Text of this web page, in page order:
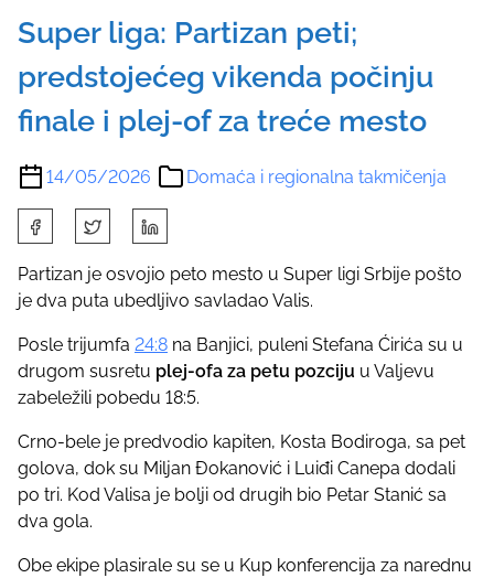
Super liga: Partizan peti;
predstojećeg vikenda počinju
finale i plej-of za treće mesto
14/05/2026 Domaća i regionalna takmičenja
h
a
r
t
h
i
s
o
s
o
Partizan je osvojio peto mesto u Super ligi Srbije pošto
je dva puta ubedljivo savladao Valis.
Posle trijumfa 24:8 na Banjici, puleni Stefana Ćirića su u
drugom susretu plej-ofa za petu pozciju u Valjevu
zabeležili pobedu 18:5.
Crno-bele je predvodio kapiten, Kosta Bodiroga, sa pet
golova, dok su Miljan Đokanović i Luiđi Canepa dodali
po tri. Kod Valisa je bolji od drugih bio Petar Stanić sa
dva gola.
Obe ekipe plasirale su se u Kup konferencija za narednu